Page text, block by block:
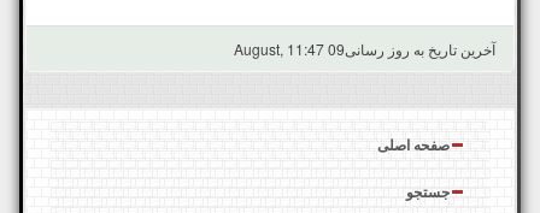
آخرین تاریخ به روز رسانی09 August, 11:47
صفحه اصلی
جستجو